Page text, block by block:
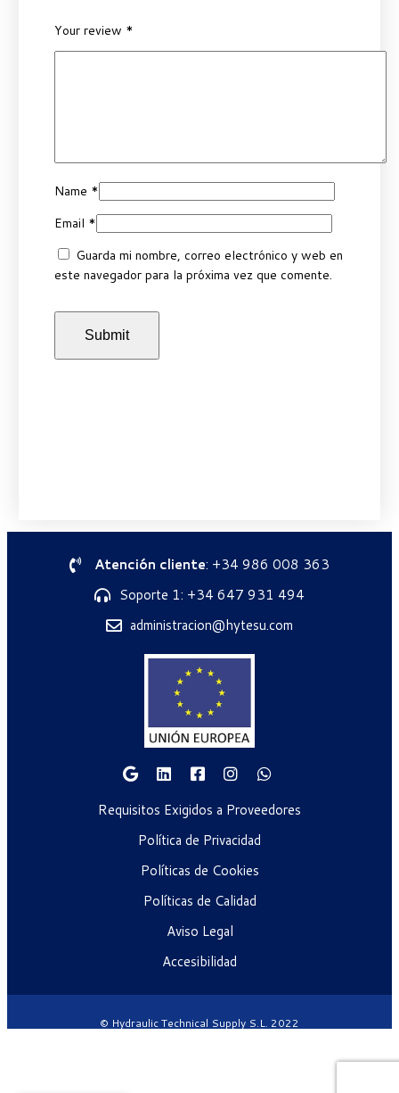
Your review *
Name *
Email *
Guarda mi nombre, correo electrónico y web en
este navegador para la próxima vez que comente.
Atención cliente: +34 986 008 363
Soporte 1: +34 647 931 494
administracion@hytesu.com
Requisitos Exigidos a Proveedores
Política de Privacidad
Políticas de Cookies
Políticas de Calidad
Aviso Legal
Accesibilidad
© Hydraulic Technical Supply S.L. 2022